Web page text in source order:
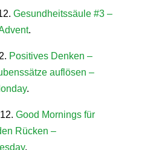
Gesundheitssäule #3 –
.
Positives Denken –
auflösen –
.
Good Mornings für
Rücken –
.